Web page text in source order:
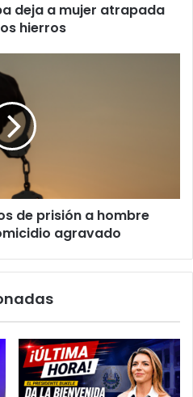
deja a mujer atrapada
hierros
de prisión a hombre
agravado